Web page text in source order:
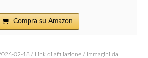
Compra su Amazon
02-18 / Link di affiliazione / Immagini da